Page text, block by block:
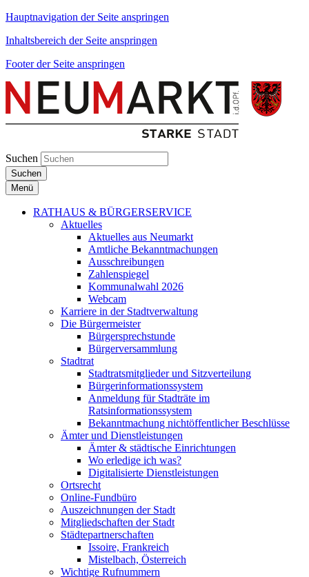
Hauptnavigation der Seite anspringen
Inhaltsbereich der Seite anspringen
Footer der Seite anspringen
Suchen
Suchen
Menü
RATHAUS & BÜRGERSERVICE
Aktuelles
Aktuelles aus Neumarkt
Amtliche Bekanntmachungen
Ausschreibungen
Zahlenspiegel
Kommunalwahl 2026
Webcam
Karriere in der Stadtverwaltung
Die Bürgermeister
Bürgersprechstunde
Bürgerversammlung
Stadtrat
Stadtratsmitglieder und Sitzverteilung
Bürgerinformationssystem
Anmeldung für Stadträte im
Ratsinformationssystem
Bekanntmachung nichtöffentlicher Beschlüsse
Ämter und Dienstleistungen
Ämter & städtische Einrichtungen
Wo erledige ich was?
Digitalisierte Dienstleistungen
Ortsrecht
Online-Fundbüro
Auszeichnungen der Stadt
Mitgliedschaften der Stadt
Städtepartnerschaften
Issoire, Frankreich
Mistelbach, Österreich
Wichtige Rufnummern